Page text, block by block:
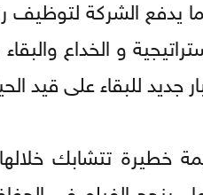
يدفع الشركة لتوظيف
و الخداع
جديد للبقاء على قيد
خطيرة تتشابك